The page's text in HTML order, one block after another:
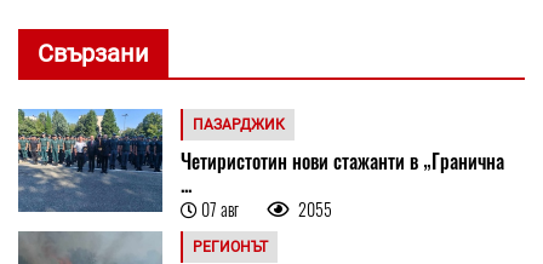
Свързани
ПАЗАРДЖИК
Четиристотин нови стажанти в „Гранична
...
07 авг 2055
РЕГИОНЪТ